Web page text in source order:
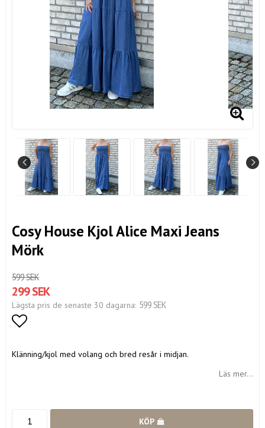
Cosy House Kjol Alice Maxi Jeans
Mörk
599 SEK
299 SEK
Lägsta pris de senaste 30 dagarna 599 SEK
Klänning/kjol med volang och bred resår i midjan.
Läs mer...
KÖP